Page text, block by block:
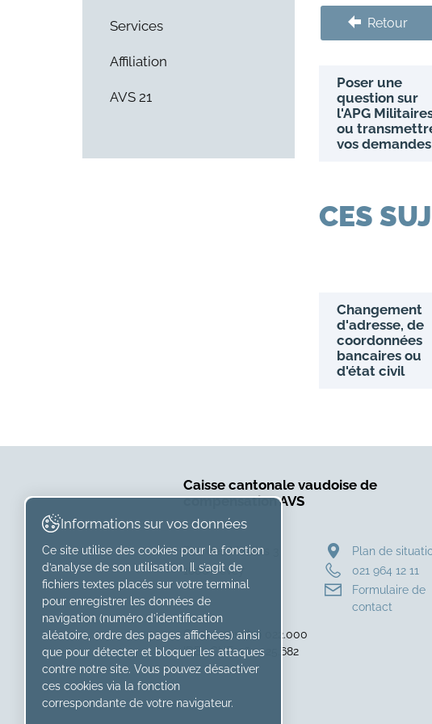
Services
Affiliation
AVS 21
Retour
Poser une
question sur
l'APG
ou
vos demandes
CES
Changement
d'adresse, de
coordonnées
bancaires ou
d'état civil
Caisse cantonale vaudoise de
compensation AVS
Rue des Moulins 3
1800 Vevey
Plan de
021 964 12 11
Formulaire de
contact
Caisse numéro 022.000
IDE : CHE-265.425.682
Informations sur vos données
Ce site utilise des cookies pour la fonction
d’analyse de son utilisation. Il s’agit de
fichiers textes placés sur votre terminal
pour enregistrer les données de
navigation (numéro d’identification
aléatoire, ordre des pages affichées) ainsi
que pour détecter et bloquer les attaques
contre notre site. Vous pouvez désactiver
ces cookies via la fonction
correspondante de votre navigateur.